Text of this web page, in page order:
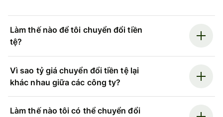
Làm thế nào để tôi chuyển đổi tiền
tệ?
Vì sao tỷ giá chuyển đổi tiền tệ lại
khác nhau giữa các công ty?
Làm thế nào tôi có thể chuyển đổi